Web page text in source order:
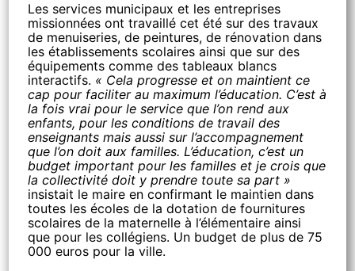
Les services municipaux et les entreprises
missionnées ont travaillé cet été sur des travaux
de menuiseries, de peintures, de rénovation dans
les établissements scolaires ainsi que sur des
équipements comme des tableaux blancs
interactifs. « Cela progresse et on maintient ce
cap pour faciliter au maximum l’éducation. C’est à
la fois vrai pour le service que l’on rend aux
enfants, pour les conditions de travail des
enseignants mais aussi sur l’accompagnement
que l’on doit aux familles. L’éducation, c’est un
budget important pour les familles et je crois que
la collectivité doit y prendre toute sa part »
insistait le maire en confirmant le maintien dans
toutes les écoles de la dotation de fournitures
scolaires de la maternelle à l’élémentaire ainsi
que pour les collégiens. Un budget de plus de 75
000 euros pour la ville.